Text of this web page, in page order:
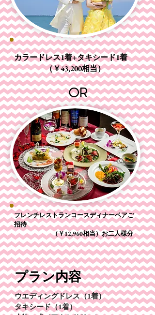
​プラン内容
ウエディングドレス（1着）
タキシード（1着）
​OR
フレンチレストランコースディナーペアご
招待
​ （￥12,960相当）お二人様分
カラードレス1着+タキシード1着
​ （￥43,200相当）